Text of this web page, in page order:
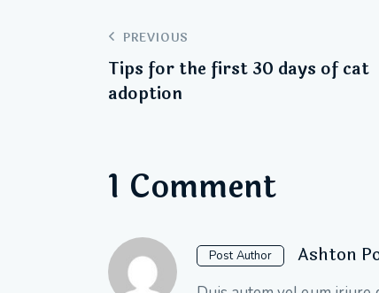
PREVIOUS
Tips for the first 30 days of cat
adoption
1 Comment
Post Author Ashton